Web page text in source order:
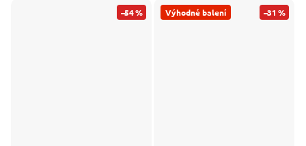
–54 % Výhodné balení –31 %